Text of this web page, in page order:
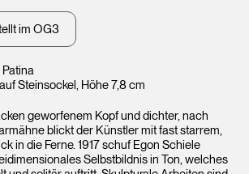
Steinsockel, Höhe 7,8 cm
im OG3
geworfenem Kopf und dichter, nach
blickt der Künstler mit fast starrem,
in die Ferne. 1917 schuf Egon Schiele
Selbstbildnis in Ton, welches